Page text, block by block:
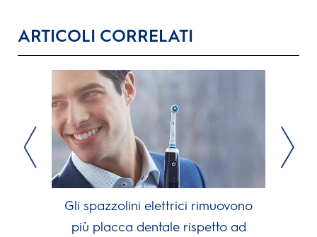
ARTICOLI CORRELATI
Gli spazzolini elettrici rimuovono
più placca dentale rispetto ad